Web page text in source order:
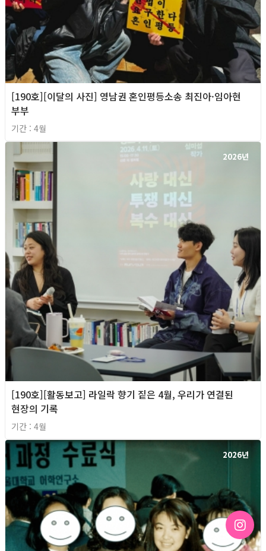
[190호][이달의 사진] 영남권 혼인평등소송 최진아·임아현
부부
기간 : 4월
2026년
[190호][활동보고] 라일락 향기 짙은 4월, 우리가 연결된
현장의 기록
기간 : 4월
2026년